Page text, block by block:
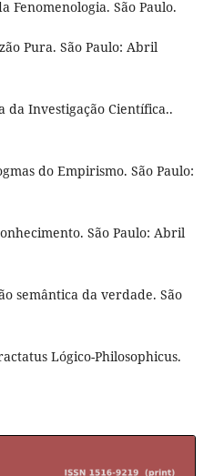
Fenomenologia. São Paulo.
Pura. São Paulo: Abril
da Investigação Científica..
do Empirismo. São Paulo:
São Paulo: Abril
semântica da verdade. São
Lógico-Philosophicus.